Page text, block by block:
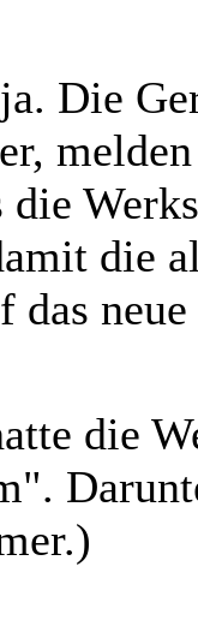
Die
die
die
das
die